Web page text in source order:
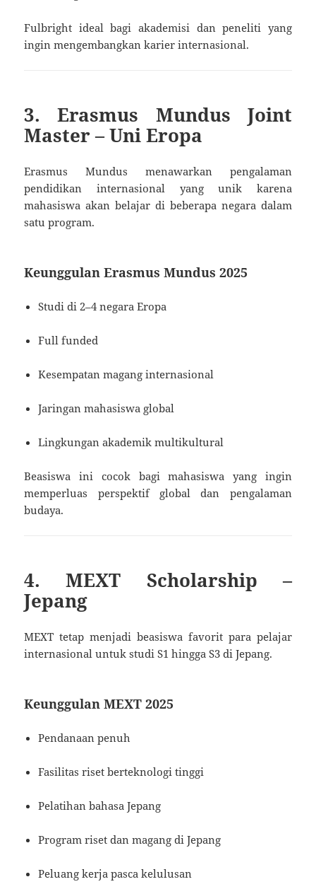
Fulbright ideal bagi akademisi dan peneliti yang
ingin mengembangkan karier internasional.
3. Erasmus Mundus Joint
Master – Uni Eropa
Erasmus Mundus menawarkan pengalaman
pendidikan internasional yang unik karena
mahasiswa akan belajar di beberapa negara dalam
satu program.
Keunggulan Erasmus Mundus 2025
Studi di 2–4 negara Eropa
Full funded
Kesempatan magang internasional
Jaringan mahasiswa global
Lingkungan akademik multikultural
Beasiswa ini cocok bagi mahasiswa yang ingin
memperluas perspektif global dan pengalaman
budaya.
4. MEXT Scholarship –
Jepang
MEXT tetap menjadi beasiswa favorit para pelajar
internasional untuk studi S1 hingga S3 di Jepang.
Keunggulan MEXT 2025
Pendanaan penuh
Fasilitas riset berteknologi tinggi
Pelatihan bahasa Jepang
Program riset dan magang di Jepang
Peluang kerja pasca kelulusan